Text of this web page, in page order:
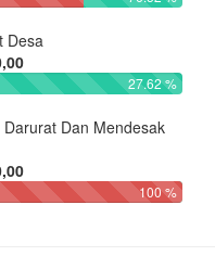
Desa
27.62 %
Dan Mendesak
100 %